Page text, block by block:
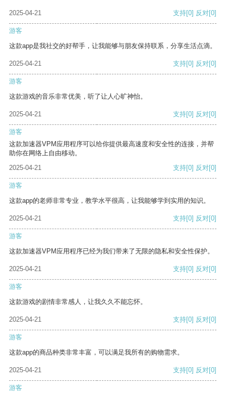
2025-04-21 支持[0] 反对[0]
游客
这款app是我社交的好帮手，让我能够与朋友保持联系，分享生活点滴。
2025-04-21 支持[0] 反对[0]
游客
这款游戏的音乐非常优美，听了让人心旷神怡。
2025-04-21 支持[0] 反对[0]
游客
这款加速器VPM应用程序可以给你提供最高速度和安全性的连接，并帮
助你在网络上自由移动。
2025-04-21
支持[0] 反对[0]
游客
这款app的老师非常专业，教学水平很高，让我能够学到实用的知识。
2025-04-21 支持[0] 反对[0]
游客
这款加速器VPM应用程序已经为我们带来了无限的隐私和安全性保护。
2025-04-21 支持[0] 反对[0]
游客
这款游戏的剧情非常感人，让我久久不能忘怀。
2025-04-21 支持[0] 反对[0]
游客
这款app的商品种类非常丰富，可以满足我所有的购物需求。
2025-04-21 支持[0] 反对[0]
游客